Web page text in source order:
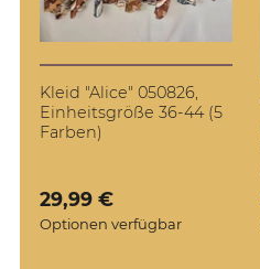
Kleid "Alice" 050826,
Einheitsgröße 36-44 (5
Farben)
Verkaufspreis: 29,99 €
29,99 €
Optionen verfügbar